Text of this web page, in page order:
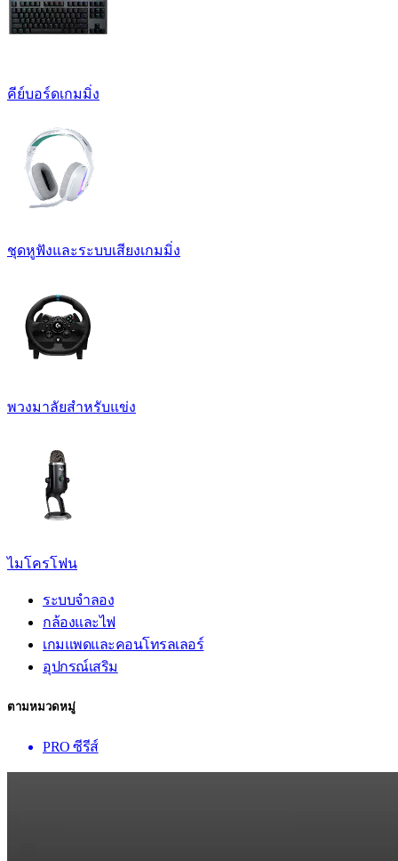
คีย์บอร์ดเกมมิ่ง
ชุดหูฟังและระบบเสียงเกมมิ่ง
พวงมาลัยสำหรับแข่ง
ไมโครโฟน
ระบบจำลอง
กล้องและไฟ
เกมแพดและคอนโทรลเลอร์
อุปกรณ์เสริม
ตามหมวดหมู่
PRO ซีรีส์